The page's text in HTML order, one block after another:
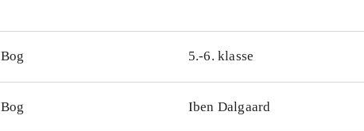
Bog 5.-6. klasse
Bog Iben Dalgaard